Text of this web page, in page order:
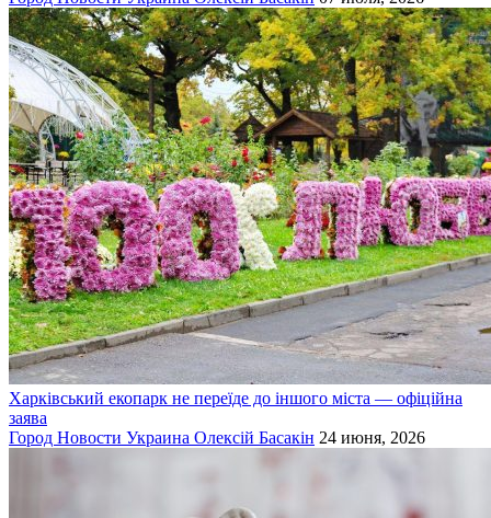
Харківський екопарк не переїде до іншого міста — офіційна
заява
Город Новости Украина Олексій Басакін 24 июня, 2026